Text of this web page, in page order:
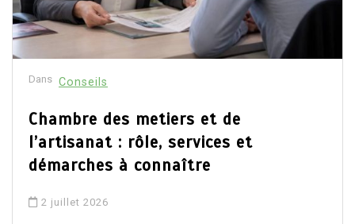
Dans Conseils
Chambre des metiers et de
l’artisanat : rôle, services et
démarches à connaître
2 juillet 2026